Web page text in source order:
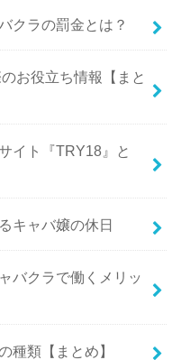
クラの罰金とは？
お役立ち情報【まと
イト『TRY18』と
キャバ嬢の休日
バクラで働くメリッ
種類【まとめ】